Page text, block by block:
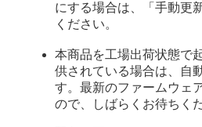
にする場合は、「手動更
ください。
本商品を工場出荷状態で
供されている場合は、自
す。最新のファームウェ
ので、しばらくお待ちく